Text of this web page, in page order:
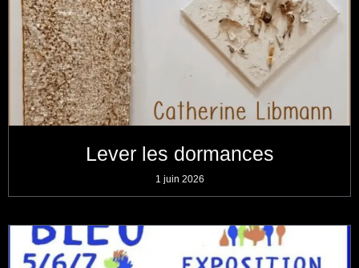
Lever les dormances
1 juin 2026